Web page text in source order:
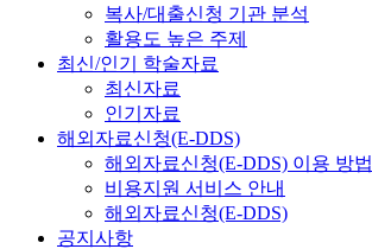
복사/대출신청 기관 분석
활용도 높은 주제
최신/인기 학술자료
최신자료
인기자료
해외자료신청(E-DDS)
해외자료신청(E-DDS) 이용 방법
비용지원 서비스 안내
해외자료신청(E-DDS)
공지사항